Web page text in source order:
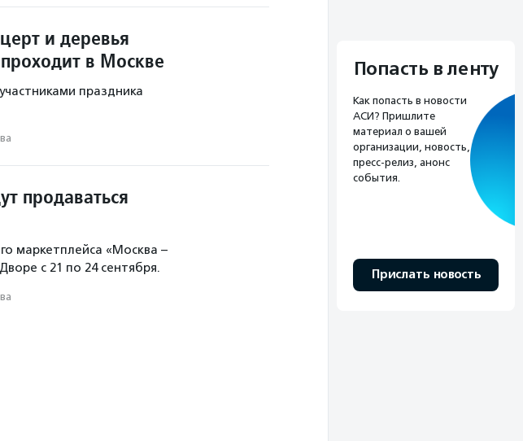
и деревья
в Москве
праздника
продаваться
маркетплейса «Москва –
с 21 по 24 сентября.
Попасть в ленту
Как попасть в новости
АСИ? Пришлите
материал о вашей
организации, новость,
пресс-релиз, анонс
события.
Прислать новость